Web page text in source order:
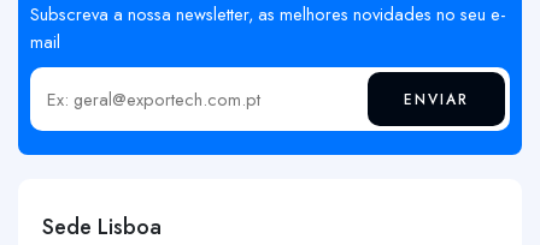
Subscreva a nossa newsletter, as melhores novidades no seu e-
mail
Insira o seu email ENVIAR
Sede Lisboa